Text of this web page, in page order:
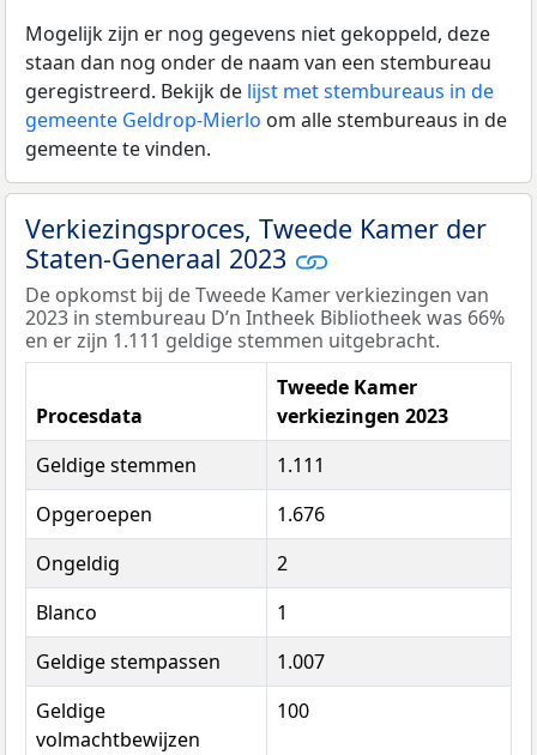
Mogelijk zijn er nog gegevens niet gekoppeld, deze
staan dan nog onder de naam van een stembureau
geregistreerd. Bekijk de lijst met stembureaus in de
gemeente Geldrop-Mierlo om alle stembureaus in de
gemeente te vinden.
Verkiezingsproces, Tweede Kamer der
Staten-Generaal 2023
De opkomst bij de Tweede Kamer verkiezingen van
2023 in stembureau D’n Intheek Bibliotheek was 66%
en er zijn 1.111 geldige stemmen uitgebracht.
Procesdata
Tweede Kamer
verkiezingen 2023
Geldige stemmen
1.111
Opgeroepen
1.676
Ongeldig
2
Blanco
1
Geldige stempassen
1.007
Geldige
volmachtbewijzen
100